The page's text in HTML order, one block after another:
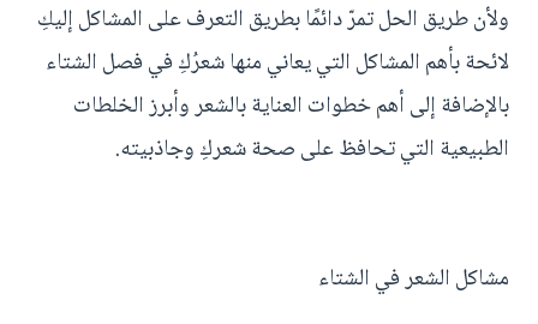
ولأن طريق الحل تمرّ دائمًا بطريق التعرف على المشاكل إليكِ
لائحة بأهم المشاكل التي يعاني منها شعرُكِ في فصل الشتاء
بالإضافة إلى أهم خطوات العناية بالشعر وأبرز الخلطات
الطبيعية التي تحافظ على صحة شعركِ وجاذبيته.
مشاكل الشعر في الشتاء